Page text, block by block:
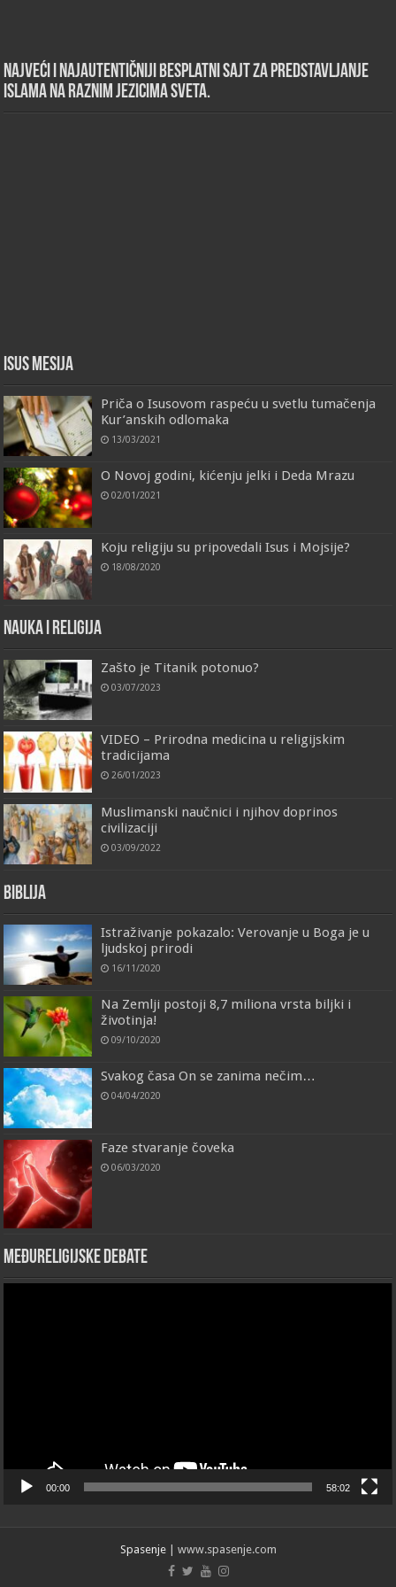
Najveći i najautentičniji besplatni sajt za predstavljanje
islama na raznim jezicima sveta.
Isus Mesija
Priča o Isusovom raspeću u svetlu tumačenja
Kur’anskih odlomaka
13/03/2021
O Novoj godini, kićenju jelki i Deda Mrazu
02/01/2021
Koju religiju su pripovedali Isus i Mojsije?
18/08/2020
Nauka i religija
Zašto je Titanik potonuo?
03/07/2023
VIDEO – Prirodna medicina u religijskim
tradicijama
26/01/2023
Muslimanski naučnici i njihov doprinos
civilizaciji
03/09/2022
Biblija
Istraživanje pokazalo: Verovanje u Boga je u
ljudskoj prirodi
16/11/2020
Na Zemlji postoji 8,7 miliona vrsta biljki i
životinja!
09/10/2020
Svakog časa On se zanima nečim…
04/04/2020
Faze stvaranje čoveka
06/03/2020
Međureligijske debate
00:00 58:02
Spasenje| www.spasenje.com